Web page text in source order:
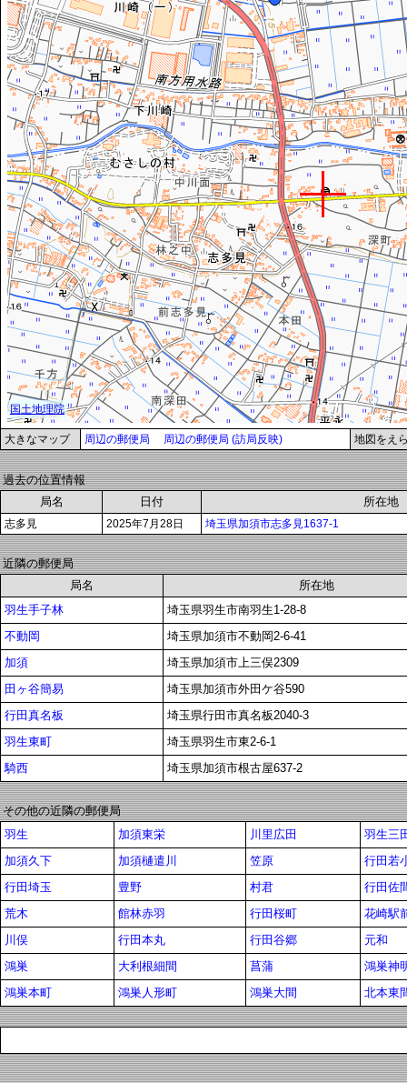
大きなマップ 周辺の郵便局 周辺の郵便局 (訪局反映) 地図をえ
過去の位置情報
局名
日付 所在地
志多見 2025年7月28日 埼玉県加須市志多見1637-1
近隣の郵便局
局名
所在地
羽生手子林
埼玉県羽生市南羽生1-28-8
不動岡
埼玉県加須市不動岡2-6-41
加須
埼玉県加須市上三俣2309
田ヶ谷簡易
埼玉県加須市外田ケ谷590
行田真名板
埼玉県行田市真名板2040-3
羽生東町
埼玉県羽生市東2-6-1
騎西
埼玉県加須市根古屋637-2
その他の近隣の郵便局
羽生
加須東栄 川里広田
羽生三
加須久下
加須樋遣川 笠原
行田若
行田埼玉
豊野 村君
行田佐
荒木
館林赤羽 行田桜町
花崎駅
川俣
行田本丸 行田谷郷
元和
鴻巣
大利根細間 菖蒲
鴻巣神
鴻巣本町
鴻巣人形町 鴻巣大間 北本東